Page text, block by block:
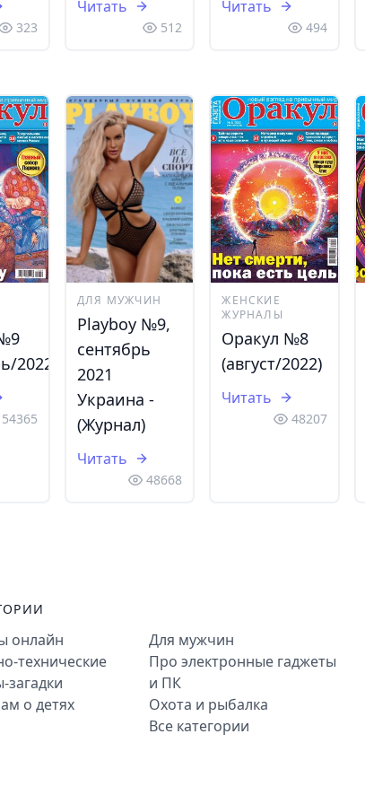
323
Читать
512
Читать
494
2022)
54365
ДЛЯ МУЖЧИН
Playboy №9,
сентябрь
2021
Украина -
(Журнал)
Читать
48668
ЖЕНСКИЕ
ЖУРНАЛЫ
Оракул №8
(август/2022)
Читать
48207
онлайн
технические
загадки
о детях
Для мужчин
Про электронные гаджеты
и ПК
Охота и рыбалка
Все категории